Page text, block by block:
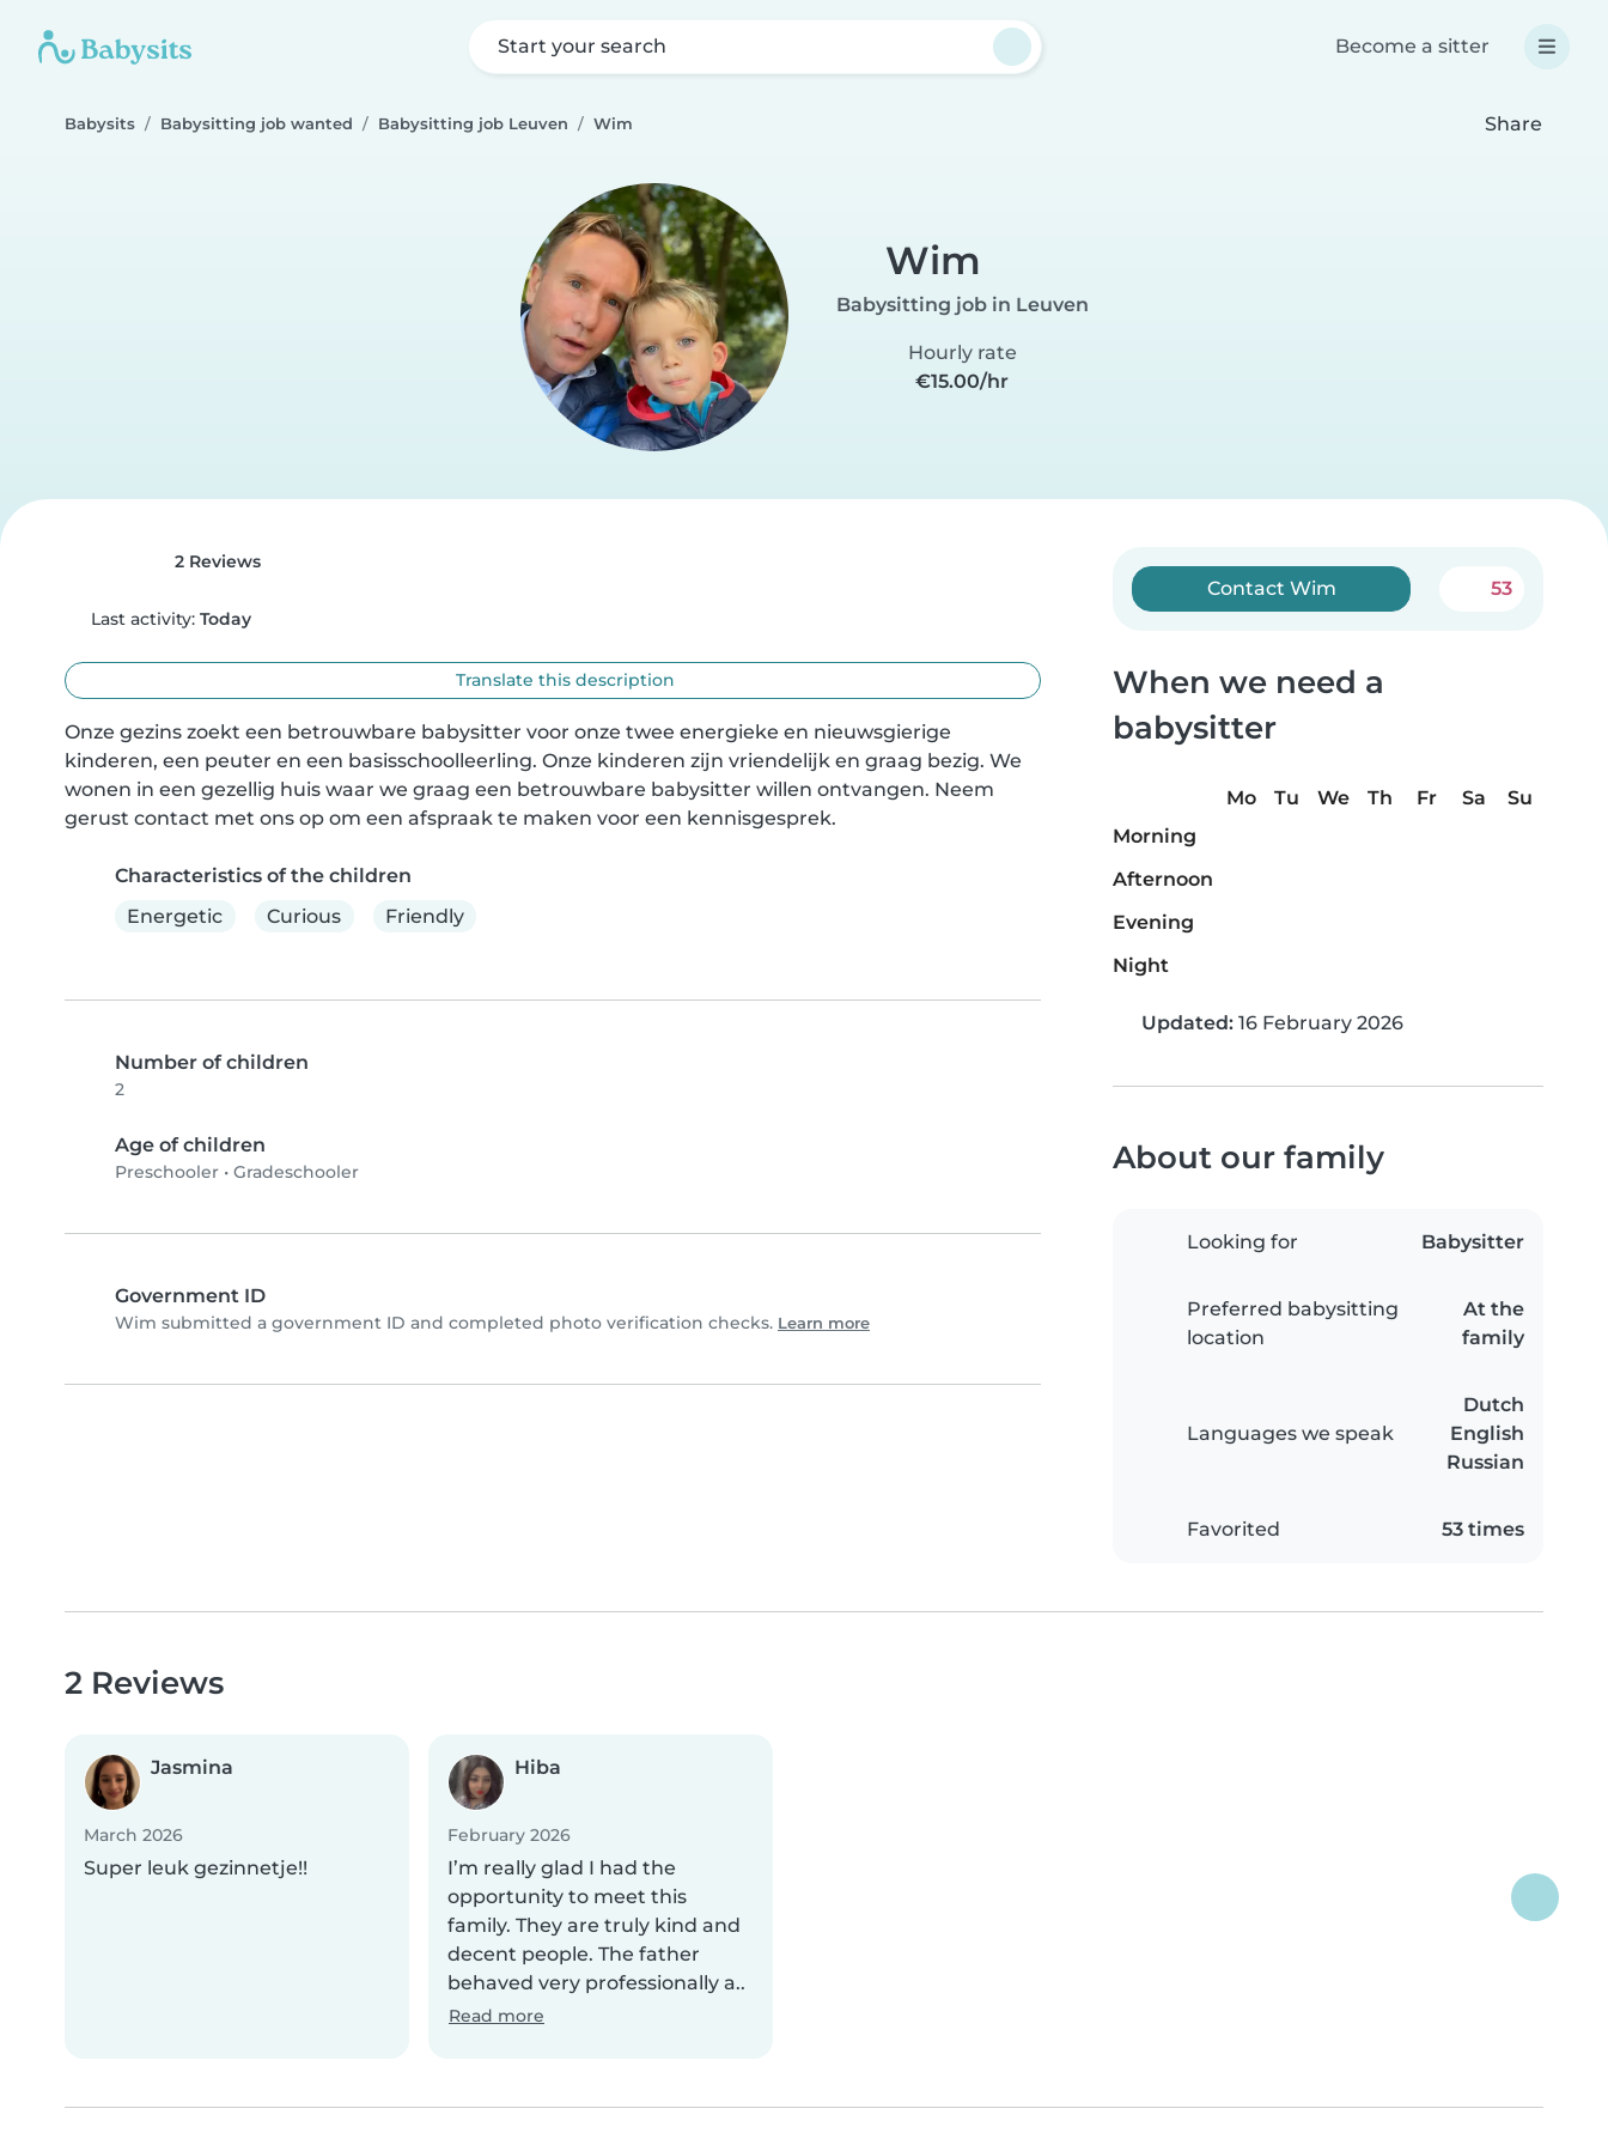
Start your search Become a sitter
Babysits Babysitting job wanted Babysitting job Leuven Wim Share
Wim
Babysitting job in Leuven
Hourly rate
€15.00/hr
2 Reviews
Last activity: Today
Translate this description
Onze gezins zoekt een betrouwbare babysitter voor onze twee energieke en nieuwsgierige
kinderen, een peuter en een basisschoolleerling. Onze kinderen zijn vriendelijk en graag bezig. We
wonen in een gezellig huis waar we graag een betrouwbare babysitter willen ontvangen. Neem
gerust contact met ons op om een afspraak te maken voor een kennisgesprek.
Characteristics of the children
Energetic
Curious Friendly
Number of children
2
Age of children
Preschooler • Gradeschooler
Government ID
Wim submitted a government ID and completed photo verification checks. Learn more
Contact Wim 53
When we need a
babysitter
Mo Tu We Th Fr Sa
Su
Morning
Afternoon
Evening
Night
Updated: 16 February 2026
About our family
Looking for Babysitter
Preferred babysitting
location
At the
family
Languages we speak
Dutch
English
Russian
Favorited 53 times
2 Reviews
Jasmina
March 2026
Super leuk gezinnetje!!
Hiba
February 2026
I’m really glad I had the
opportunity to meet this
family. They are truly kind and
decent people. The father
behaved very professionally a..
Read more